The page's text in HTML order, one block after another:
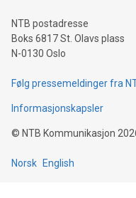
NTB postadresse
Boks 6817 St. Olavs plass
N-0130 Oslo
Følg pressemeldinger fra
Informasjonskapsler
© NTB Kommunikasjon
Norsk English